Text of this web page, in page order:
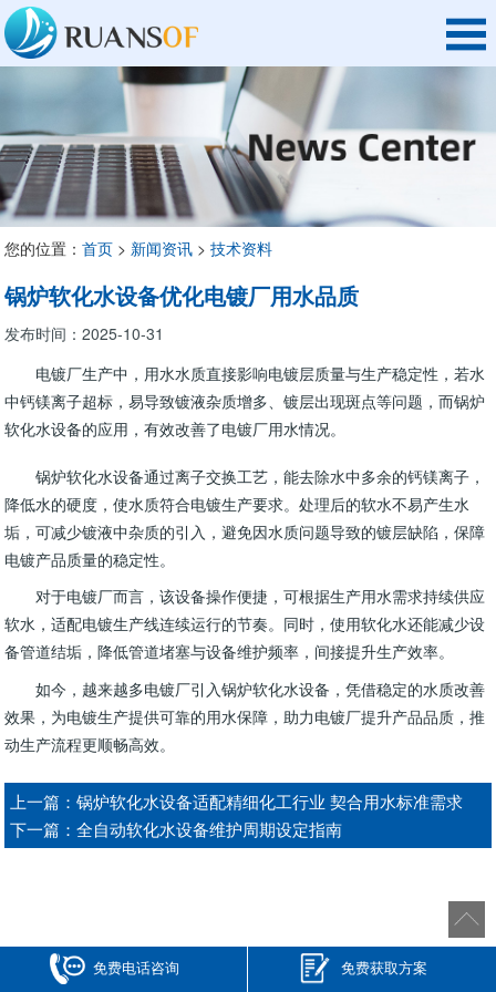
您的位置：首页 > 新闻资讯 >技术资料
锅炉软化水设备优化电镀厂用水品质
发布时间：2025-10-31
电镀厂生产中，用水水质直接影响电镀层质量与生产稳定性，若水
中钙镁离子超标，易导致镀液杂质增多、镀层出现斑点等问题，而锅炉
软化水设备的应用，有效改善了电镀厂用水情况。​
锅炉软化水设备通过离子交换工艺，能去除水中多余的钙镁离子，
降低水的硬度，使水质符合电镀生产要求。处理后的软水不易产生水
垢，可减少镀液中杂质的引入，避免因水质问题导致的镀层缺陷，保障
电镀产品质量的稳定性。​
对于电镀厂而言，该设备操作便捷，可根据生产用水需求持续供应
软水，适配电镀生产线连续运行的节奏。同时，使用软化水还能减少设
备管道结垢，降低管道堵塞与设备维护频率，间接提升生产效率。​
如今，越来越多电镀厂引入锅炉软化水设备，凭借稳定的水质改善
效果，为电镀生产提供可靠的用水保障，助力电镀厂提升产品品质，推
动生产流程更顺畅高效。
上一篇： 锅炉软化水设备适配精细化工行业 契合用水标准需求
下一篇： 全自动软化水设备维护周期设定指南
免费电话咨询 免费获取方案